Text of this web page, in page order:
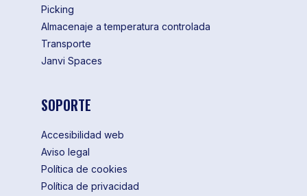
Picking
Almacenaje a temperatura controlada
Transporte
Janvi Spaces
SOPORTE
Accesibilidad web
Aviso legal
Política de cookies
Política de privacidad